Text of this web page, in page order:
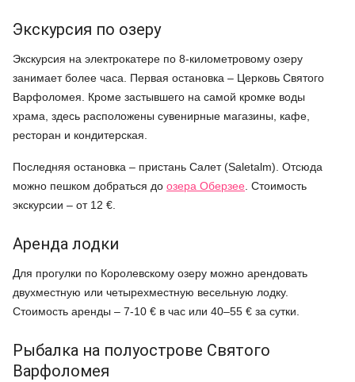
Экскурсия по озеру
Экскурсия на электрокатере по 8-километровому озеру
занимает более часа. Первая остановка – Церковь Святого
Варфоломея. Кроме застывшего на самой кромке воды
храма, здесь расположены сувенирные магазины, кафе,
ресторан и кондитерская.
Последняя остановка – пристань Салет (Saletalm). Отсюда
можно пешком добраться до озера Оберзее . Стоимость
экскурсии – от 12 €.
Аренда лодки
Для прогулки по Королевскому озеру можно арендовать
двухместную или четырехместную весельную лодку.
Стоимость аренды – 7-10 € в час или 40–55 € за сутки.
Рыбалка на полуострове Святого
Варфоломея